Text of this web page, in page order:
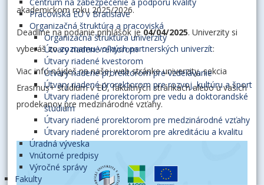
Pracoviská EU v Bratislave
Organizačná štruktúra a pracoviská
Organizačná štruktúra univerzity
Útvary riadené rektorom
Útvary riadené kvestorom
Útvary riadené prorektorom pre vzdelávanie
Útvary riadené prorektorom pre rozvoj, kultúru a šport
Útvary riadené prorektorom pre vedu a doktorandské
štúdium
Útvary riadené prorektorom pre medzinárodné vzťahy
Útvary riadené prorektorom pre akreditáciu a kvalitu
Úradná výveska
Vnútorné predpisy
Výročné správy
Fakulty
akademickom roku 2025/2026.
Deadline na podanie prihlášok je04/04/2025. Univerzity si
vyberáš zozoznamu voľných partnerských univerzít:
Viac info nájdeš na našej web stránke univerzity, sekcia
Erasmus+ štúdium v EÚ, fakultných stránkach alebo u vašich
prodekanov pre medzinárodné vzťahy.